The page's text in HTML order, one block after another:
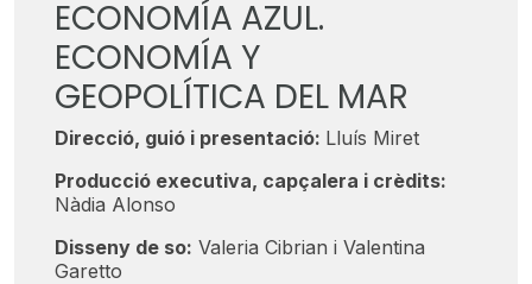
ECONOMÍA AZUL.
ECONOMÍA Y
GEOPOLÍTICA DEL MAR
Direcció, guió i presentació: Lluís Miret
Producció executiva, capçalera i crèdits:
Nàdia Alonso
Disseny de so: Valeria Cibrian i Valentina
Garetto